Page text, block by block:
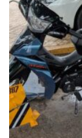
miércoles 29 de
57.
Al lugar
del Estado
proceso de la
Médico Forense
necropsia de ley.